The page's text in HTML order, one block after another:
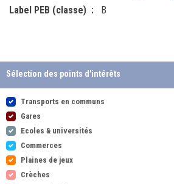
Label PEB (classe) B
Sélection des points d'intérêts
Transports en communs
Gares
Ecoles & universités
Commerces
Plaines de jeux
Crèches